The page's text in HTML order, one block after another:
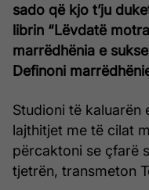
sado që kjo t’ju
librin “Lëvdatë
marrëdhënia e
Definoni
Studioni të kaluarën
lajthitjet me të cilat
përcaktoni se çfarë
tjetrën, transmeton